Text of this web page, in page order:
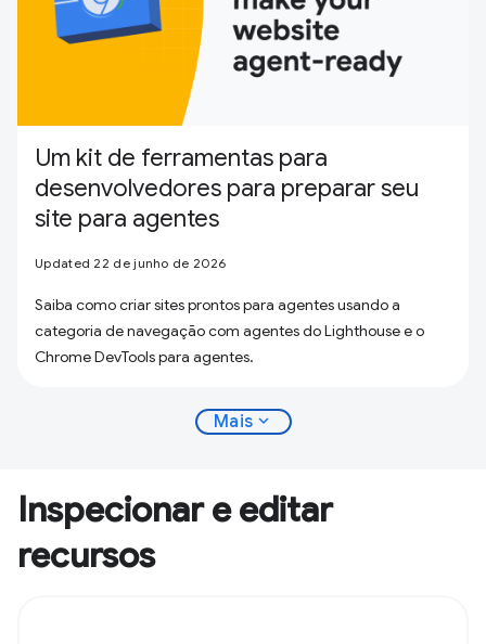
Um kit de ferramentas para
desenvolvedores para preparar seu
site para agentes
Updated 22 de junho de 2026
Saiba como criar sites prontos para agentes usando a
categoria de navegação com agentes do Lighthouse e o
Chrome DevTools para agentes.
Mais expand_more
Inspecionar e editar
recursos